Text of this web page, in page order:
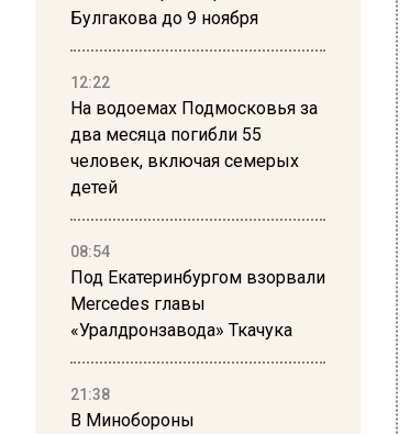
Булгакова до 9 ноября
12:22
На водоемах Подмосковья за
два месяца погибли 55
человек, включая семерых
детей
08:54
Под Екатеринбургом взорвали
Mercedes главы
«Уралдронзавода» Ткачука
21:38
В Минобороны